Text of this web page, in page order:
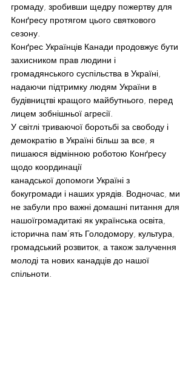
громаду, зробивши щедру пожертву для
Конґресу протягом цього святкового
сезону.
Конґрес Українців Канади продовжує бути
захисником прав людини і
громадянського суспільства в Україні,
надаючи підтримку людям України в
будівництві кращого майбутнього, перед
лицем зобнішньої агресії.
У світлі триваючої боротьбі за свободу і
демократію в Україні більш за все, я
пишаюся відмінною роботою Конґресу
щодо координації
канадської допомоги Україні з
бокугромади і наших урядів. Водночас, ми
не забули про важні домашні питання для
нашоїгромадитакі як українська освіта,
історична пам’ять Голодомору, культура,
громадський розвиток, а також залучення
молоді та нових канадців до нашої
спільноти.